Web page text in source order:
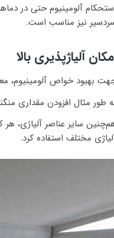
آلومینیوم حتی در
نیز مناسب است.
آلیاژپذیری بالا
بهبود خواص آلومینیوم،
طور مثال افزودن مقداری منگنز به
سایر عناصر آلیاژی، هر
مختلف استفاده کرد.